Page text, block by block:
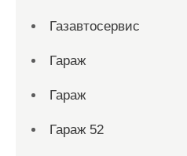
Газавтосервис
Гараж
Гараж
Гараж 52